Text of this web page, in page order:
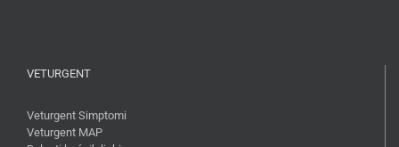
VETURGENT
Veturgent Simptomi
Veturgent MAP